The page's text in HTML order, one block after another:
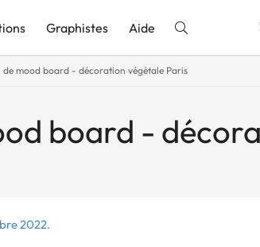
Graphistes Aide
de mood board - décoration végétale Paris
board -
2022.